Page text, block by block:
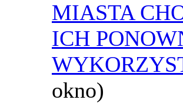
MIASTA
ICH
okno)